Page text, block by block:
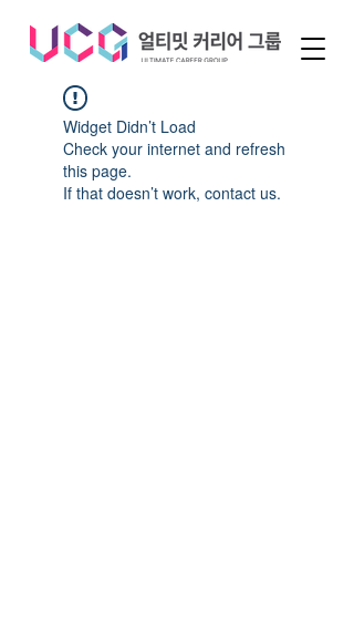
Widget Didn’t Load
Check your internet and refresh
this page.
If that doesn’t work, contact us.